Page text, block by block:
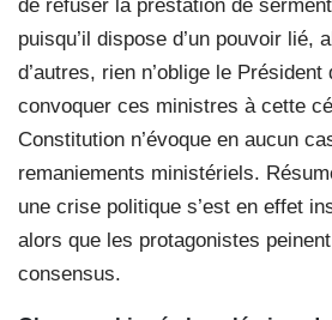
de refuser la prestation de
puisqu’il dispose d’un pouvoir lié,
d’autres, rien n’oblige le
convoquer ces ministres à cette
Constitution n’évoque en aucun
remaniements ministériels.
une crise politique s’est en effet
alors que les protagonistes
consensus.